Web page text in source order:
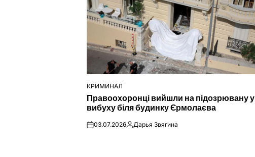
ОПУБЛІКУВАТИ
КРИМИНАЛ
Правоохоронці вийшли на підозрювану у
вибуху біля будинку Єрмолаєва
on03.07.2026Опубліковано
Дарья Звягина